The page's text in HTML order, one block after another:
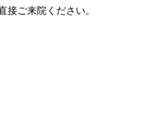
接ご来院ください。